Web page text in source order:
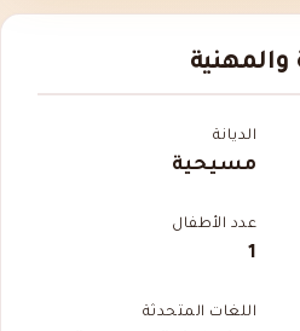
الديانة
مسيحية
عدد الأطفال
1
اللغات المتحدثة